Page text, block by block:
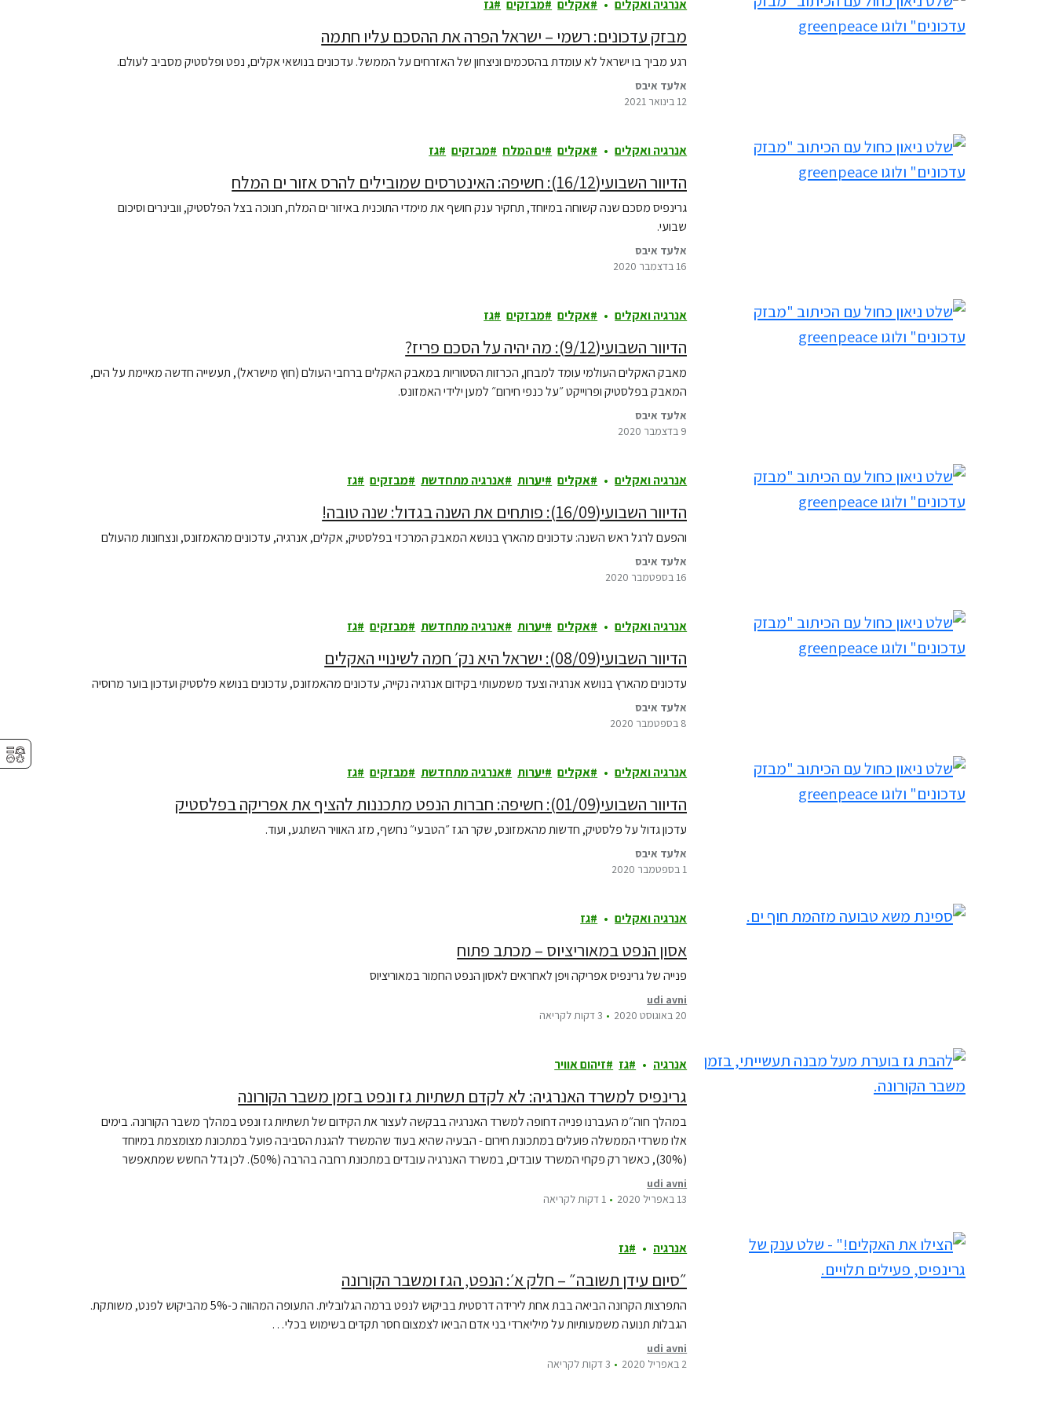
filtered results אנרגיה ואקלים אקלים מבזקים גז
מבזק עדכונים: רשמי – ישראל הפרה את ההסכם עליו חתמה
רגע מביך בו ישראל לא עומדת בהסכמים וניצחון של האזרחים על הממשל. עדכונים בנושאי אקלים, נפט ופלסטיק מסביב לעולם.
אלעד איבס
12 בינואר 2021
אנרגיה ואקלים אקלים ים המלח מבזקים גז
הדיוור השבועי(16/12): חשיפה: האינטרסים שמובילים להרס אזור ים המלח
גרינפיס מסכם שנה קשוחה במיוחד, תחקיר ענק חושף את מימדי התוכנית באיזור ים המלח, חנוכה בצל הפלסטיק, וובינרים וסיכום
שבועי.
אלעד איבס
16 בדצמבר 2020
אנרגיה ואקלים אקלים מבזקים גז
הדיוור השבועי(9/12): מה יהיה על הסכם פריז?
מאבק האקלים העולמי עומד למבחן, הכרזות הסטוריות במאבק האקלים ברחבי העולם (חוץ מישראל), תעשייה חדשה מאיימת על הים,
המאבק בפלסטיק ופרוייקט ״על כנפי חירום״ למען ילידי האמזונס.
אלעד איבס
9 בדצמבר 2020
אנרגיה ואקלים אקלים יערות אנרגיה מתחדשת מבזקים גז
הדיוור השבועי(16/09): פותחים את השנה בגדול: שנה טובה!
והפעם לרגל ראש השנה: עדכונים מהארץ בנושא המאבק המרכזי בפלסטיק, אקלים, אנרגיה, עדכונים מהאמזונס, ונצחונות מהעולם
אלעד איבס
16 בספטמבר 2020
אנרגיה ואקלים אקלים יערות אנרגיה מתחדשת מבזקים גז
הדיוור השבועי(08/09): ישראל היא נק׳ חמה לשינויי האקלים
עדכונים מהארץ בנושא אנרגיה וצעד משמעותי בקידום אנרגיה נקייה, עדכונים מהאמזונס, עדכונים בנושא פלסטיק ועדכון בוער מרוסיה
אלעד איבס
8 בספטמבר 2020
אנרגיה ואקלים אקלים יערות אנרגיה מתחדשת מבזקים גז
הדיוור השבועי(01/09): חשיפה: חברות הנפט מתכננות להציף את אפריקה בפלסטיק
עדכון גדול על פלסטיק, חדשות מהאמזונס, שקר הגז ״הטבעי״ נחשף, מזג האוויר השתגע, ועוד.
אלעד איבס
1 בספטמבר 2020
אנרגיה ואקלים גז
אסון הנפט במאוריציוס – מכתב פתוח
פנייה של גרינפיס אפריקה ויפן לאחראים לאסון הנפט החמור במאוריציוס
udi avni
20 באוגוסט 2020
3 דקות לקריאה
אנרגיה גז זיהום אוויר
גרינפיס למשרד האנרגיה: לא לקדם תשתיות גז ונפט בזמן משבר הקורונה
במהלך חוה״מ העברנו פנייה דחופה למשרד האנרגיה בבקשה לעצור את הקידום של תשתיות גז ונפט במהלך משבר הקורונה. בימים
אלו משרדי הממשלה פועלים במתכונת חירום - הבעיה שהיא בעוד שהמשרד להגנת הסביבה פועל במתכונת מצומצמת במיוחד
(30%), כאשר רק פקחי המשרד עובדים, במשרד האנרגיה עובדים במתכונת רחבה בהרבה (50%). לכן גדל החשש שמתאפשר
למשרד האנרגיה…
udi avni
13 באפריל 2020
1 דקות לקריאה
אנרגיה גז
״סיום עידן תשובה״ – חלק א׳: הנפט, הגז ומשבר הקורונה
התפרצות הקרונה הביאה בבת אחת לירידה דרסטית בביקוש לנפט ברמה הגלובלית. התעופה המהווה כ-5% מהביקוש לפנט, משותקת.
הגבלות תנועה משמעותיות על מיליארדי בני אדם הביאו לצמצום חסר תקדים בשימוש בכלי…
udi avni
2 באפריל 2020
3 דקות לקריאה
⚥︎